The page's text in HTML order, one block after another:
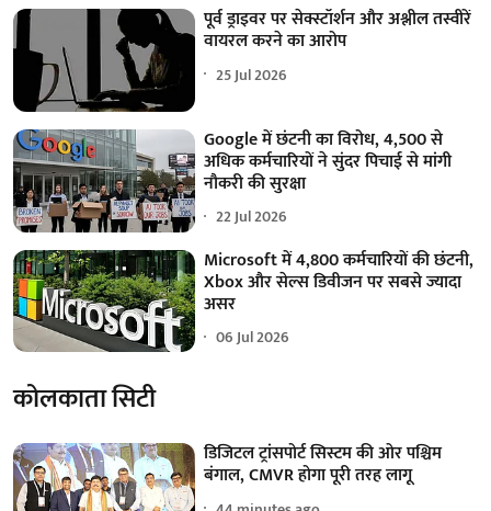
पूर्व ड्राइवर पर सेक्स्टॉर्शन और अश्लील तस्वीरें
वायरल करने का आरोप
25 Jul 2026
Google में छंटनी का विरोध, 4,500 से
अधिक कर्मचारियों ने सुंदर पिचाई से मांगी
नौकरी की सुरक्षा
22 Jul 2026
Microsoft में 4,800 कर्मचारियों की छंटनी,
Xbox और सेल्स डिवीजन पर सबसे ज्यादा
असर
06 Jul 2026
कोलकाता सिटी
डिजिटल ट्रांसपोर्ट सिस्टम की ओर पश्चिम
बंगाल, CMVR होगा पूरी तरह लागू